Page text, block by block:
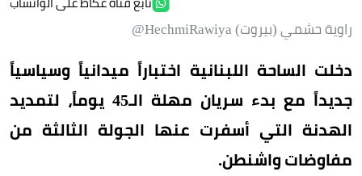
راوية حشمي (بيروت) HechmiRawiya@
دخلت الساحة اللبنانية اختباراً ميدانياً وسياسياً
جديداً مع بدء سريان مهلة الـ45 يوماً، لتمديد
الهدنة التي أسفرت عنها الجولة الثالثة من
مفاوضات واشنطن.